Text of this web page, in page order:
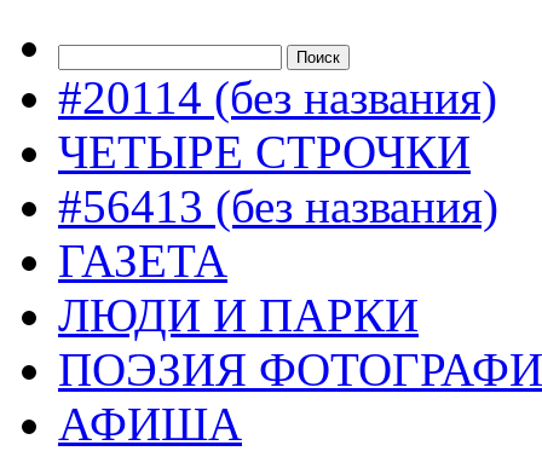
#20114 (без названия)
ЧЕТЫРЕ СТРОЧКИ
#56413 (без названия)
ГАЗЕТА
ЛЮДИ И ПАРКИ
ПОЭЗИЯ
АФИША